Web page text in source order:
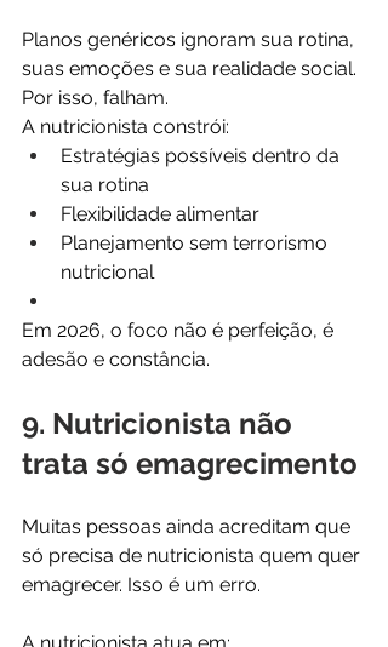
Planos genéricos ignoram sua rotina,
suas emoções e sua realidade social.
Por isso, falham.
A nutricionista constrói:
Estratégias possíveis dentro da
sua rotina
Flexibilidade alimentar
Planejamento sem terrorismo
nutricional
Em 2026, o foco não é perfeição, é
adesão e constância.
9. Nutricionista não
trata só emagrecimento
Muitas pessoas ainda acreditam que
só precisa de nutricionista quem quer
emagrecer. Isso é um erro.